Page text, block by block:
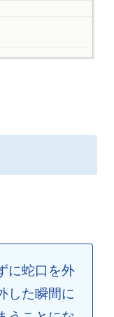
に蛇口を外
した瞬間に